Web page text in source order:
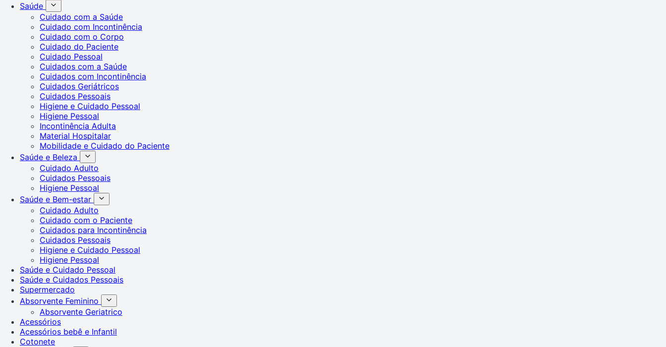
Saúde
Cuidado com a Saúde
Cuidado com Incontinência
Cuidado com o Corpo
Cuidado do Paciente
Cuidado Pessoal
Cuidados com a Saúde
Cuidados com Incontinência
Cuidados Geriátricos
Cuidados Pessoais
Higiene e Cuidado Pessoal
Higiene Pessoal
Incontinência Adulta
Material Hospitalar
Mobilidade e Cuidado do Paciente
Saúde e Beleza
Cuidado Adulto
Cuidados Pessoais
Higiene Pessoal
Saúde e Bem-estar
Cuidado Adulto
Cuidado com o Paciente
Cuidados para Incontinência
Cuidados Pessoais
Higiene e Cuidado Pessoal
Higiene Pessoal
Saúde e Cuidado Pessoal
Saúde e Cuidados Pessoais
Supermercado
Absorvente Feminino
Absorvente Geriatrico
Acessórios
Acessórios bebê e Infantil
Cotonete